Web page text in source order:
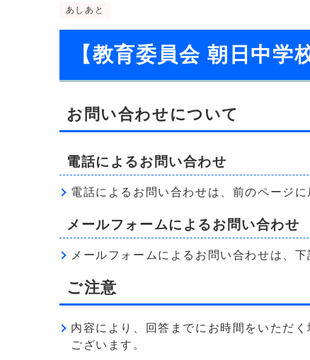
あしあと
【教育委員会 朝日中学
お問い合わせについて
電話によるお問い合わせ
電話によるお問い合わせは、前のページ
メールフォームによるお問い合わせ
メールフォームによるお問い合わせは、
ご注意
内容により、回答までにお時間をいただ
ございます。